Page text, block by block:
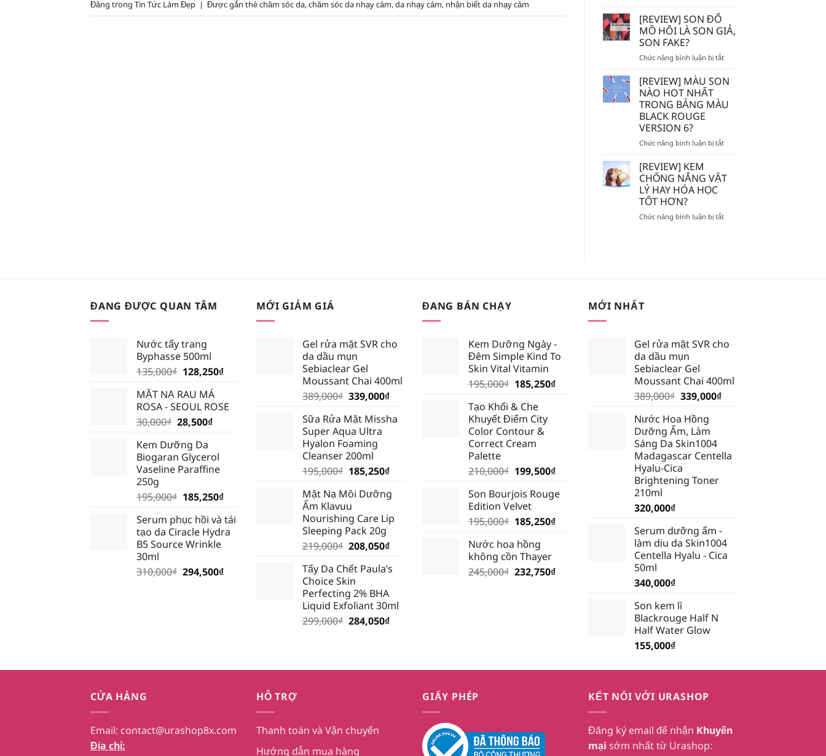
Đăng trong Tin Tức Làm Đẹp | Được gắn thẻchăm sóc da,chăm sóc da nhạy cảm,da nhạy cảm, nhận biết da nhạy cảm
AHA/BHA
SẼ
EVOLUDERM
–
–
ROCHE
–
BIODERMA
TÚI
[REVIEW] SON ĐỔ
MỒ HÔI LÀ SON GIẢ,
SON FAKE?
Chức năng bình luận bị tắtở
SON
ĐỔ
HÔI
GIẢ,
[REVIEW] MÀU SON
NÀO HOT NHẤT
TRONG BẢNG MÀU
BLACK ROUGE
VERSION 6?
Chức năng bình luận bị tắtở
SON
NÀO
TRONG
[REVIEW] KEM
CHỐNG NẮNG VẬT
LÝ HAY HÓA HỌC
TỐT HƠN?
Chức năng bình luận bị tắtở
ĐANG ĐƯỢC QUAN TÂM
Nước tẩy trang
Byphasse 500ml
135,000₫ Giá
là:
135,000₫.
128,250₫Giá
là:
MẶT NẠ RAU MÁ
ROSA - SEOUL ROSE
30,000₫ Giá
là:
30,000₫.
28,500₫Giá
là:
28,500₫.
Kem Dưỡng Da
Biogaran Glycerol
Vaseline Paraffine
250g
195,000₫ Giá
là:
195,000₫.
185,250₫Giá
tại
là:
Serum phục hồi và tái
tạo da Ciracle Hydra
B5 Source Wrinkle
30ml
310,000₫ Giá
294,500₫Giá
MỚI GIẢM GIÁ
Gel rửa mặt SVR cho
da dầu mụn
Sebiaclear Gel
Moussant Chai 400ml
389,000₫ Giá
là:
389,000₫.
339,000₫Giá
tại
Sữa Rửa Mặt Missha
Super Aqua Ultra
Hyalon Foaming
Cleanser 200ml
195,000₫ Giá
là:
195,000₫.
185,250₫Giá
tại
185,250₫.
Mặt Nạ Môi Dưỡng
Ẩm Klavuu
Nourishing Care Lip
Sleeping Pack 20g
219,000₫ Giá
là:
219,000₫.
208,050₫Giá
tại
208,050₫.
Tẩy Da Chết Paula’s
Choice Skin
Perfecting 2% BHA
Liquid Exfoliant 30ml
299,000₫ Giá
284,050₫Giá
284,050₫.
ĐANG BÁN CHẠY
Kem Dưỡng Ngày -
Đêm Simple Kind To
Skin Vital Vitamin
195,000₫ Giá
là:
195,000₫.
185,250₫Giá
Tạo Khối & Che
Khuyết Điểm City
Color Contour &
Correct Cream
Palette
210,000₫ Giá
là:
210,000₫.
199,500₫Giá
tại
199,500₫.
Son Bourjois Rouge
Edition Velvet
195,000₫ Giá
là:
195,000₫.
185,250₫Giá
185,250₫.
Nước hoa hồng
không cồn Thayer
245,000₫ Giá
232,750₫Giá
MỚI NHẤT
Gel rửa mặt SVR cho
da dầu mụn
Sebiaclear Gel
Moussant Chai 400ml
389,000₫ Giá
là:
389,000₫.
339,000₫Giá
Nước Hoa Hồng
Dưỡng Ẩm, Làm
Sáng Da Skin1004
Madagascar Centella
Hyalu-Cica
Brightening Toner
210ml
320,000₫
Serum dưỡng ẩm -
làm dịu da Skin1004
Centella Hyalu - Cica
50ml
340,000₫
Son kem lì
Blackrouge Half N
Half Water Glow
155,000₫
CỬA HÀNG
Email: contact@urashop8x.com
Địa chỉ:
HỖ TRỢ
Thanh toán và Vận chuyển
Hướng dẫn mua hàng
GIẤY PHÉP KẾT NỐI VỚI URASHOP
Đăng ký email để nhận Khuyến
mại sớm nhất từ Urashop: